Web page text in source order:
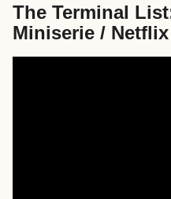
The Terminal
Miniserie /